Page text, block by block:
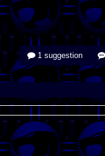
1 suggestion